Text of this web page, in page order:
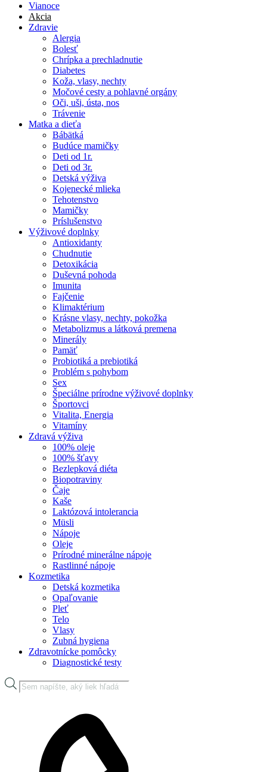
Vianoce
Akcia
Zdravie
Alergia
Bolesť
Chrípka a prechladnutie
Diabetes
Koža, vlasy, nechty
Močové cesty a pohlavné orgány
Oči, uši, ústa, nos
Trávenie
Matka a dieťa
Bábätká
Budúce mamičky
Deti od 1r.
Deti od 3r.
Detská výživa
Kojenecké mlieka
Tehotenstvo
Mamičky
Príslušenstvo
Výživové doplnky
Antioxidanty
Chudnutie
Detoxikácia
Duševná pohoda
Imunita
Fajčenie
Klimaktérium
Krásne vlasy, nechty, pokožka
Metabolizmus a látková premena
Minerály
Pamäť
Probiotiká a prebiotiká
Problém s pohybom
Sex
Špeciálne prírodne výživové doplnky
Športovci
Vitalita, Energia
Vitamíny
Zdravá výživa
100% oleje
100% šťavy
Bezlepková diéta
Biopotraviny
Čaje
Kaše
Laktózová intolerancia
Müsli
Nápoje
Oleje
Prírodné minerálne nápoje
Rastlinné nápoje
Kozmetika
Detská kozmetika
Opaľovanie
Pleť
Telo
Vlasy
Zubná hygiena
Zdravotnícke pomôcky
Diagnostické testy
Products
search